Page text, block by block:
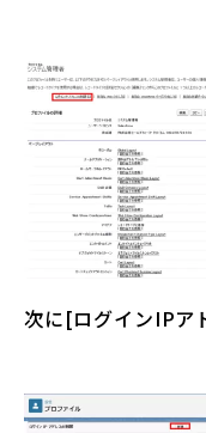
次に[ログインIPア